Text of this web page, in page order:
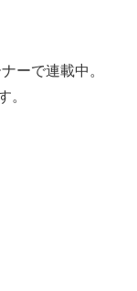
ーで連載中。
。